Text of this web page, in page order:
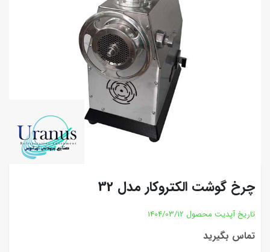
چرخ گوشت الکتروکار مدل 32
تاریخ آپدیت محصول 1404/03/12
تماس بگیرید